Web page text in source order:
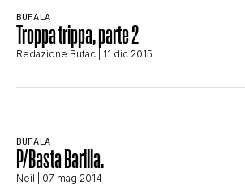
SCIENZA E TECNOLOGIA
SALUTE E MEDICINA
STORIA E CITAZIONI
BUFALA
Troppa trippa, parte 2
Redazione Butac | 11 dic 2015
BUFALA
P/Basta Barilla.
Neil | 07 mag 2014